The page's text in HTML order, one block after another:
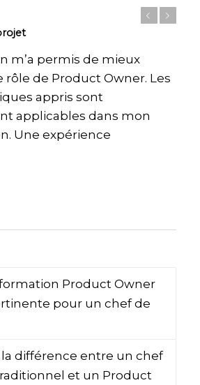
m’a permis de mieux
de Product Owner. Les
appris sont
applicables dans mon
Une expérience
Product Owner
pour un chef de
différence entre un chef
et un Product